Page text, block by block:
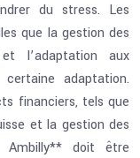
du stress. Les
que la gestion des
l’adaptation aux
adaptation.
financiers, tels que
et la gestion des
Ambilly** doit être